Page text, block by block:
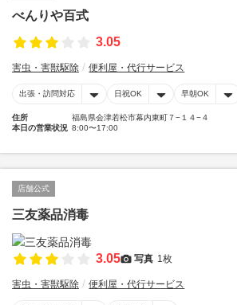
べんりや百式
3.05
害虫・害獣駆除 便利屋・代行サービス
出張・訪問対応 日祝OK 早朝OK
住所
福島県会津若松市幕内東町７−１４−４
本日の営業状況 8:00〜17:00
店舗公式
三友薬品消毒
3.05 写真 1枚
害虫・害獣駆除 便利屋・代行サービス